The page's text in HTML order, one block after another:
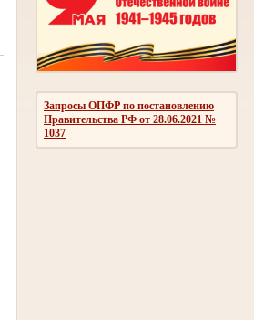
Запросы ОПФР по постановлению
Правительства РФ от 28.06.2021 №
1037